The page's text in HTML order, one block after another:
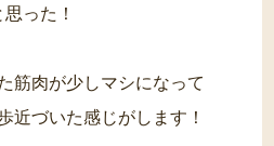
思った！
筋肉が少しマシになって
近づいた感じがします！